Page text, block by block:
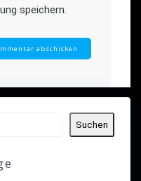
speichern.
Suchen